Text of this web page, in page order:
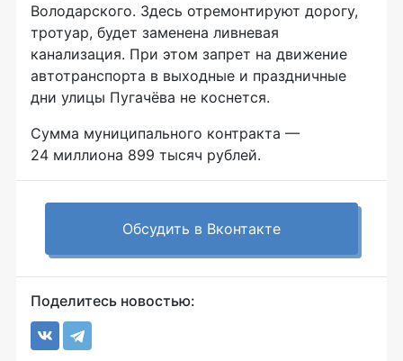
Володарского. Здесь отремонтируют дорогу,
тротуар, будет заменена ливневая
канализация. При этом запрет на движение
автотранспорта в выходные и праздничные
дни улицы Пугачёва не коснется.
Сумма муниципального контракта —
24 миллиона 899 тысяч рублей.
Обсудить в Вконтакте
Поделитесь новостью: